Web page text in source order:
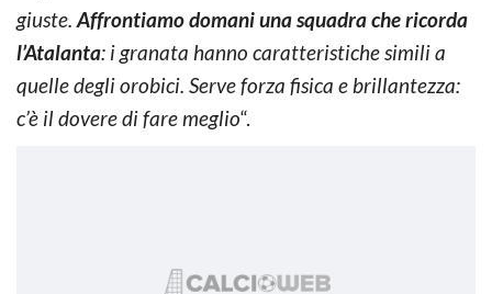
giuste. Affrontiamo domani una squadra che ricorda
l’Atalanta: i granata hanno caratteristiche simili a
quelle degli orobici. Serve forza fisica e brillantezza:
c’è il dovere di fare meglio“.